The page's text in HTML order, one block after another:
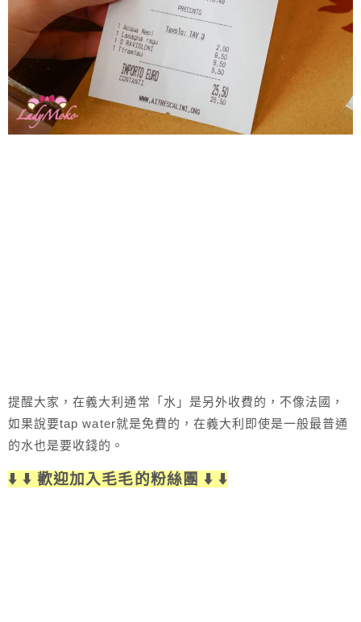
提醒大家，在義大利通常「水」是另外收費的，不像法國，
如果說要tap water就是免費的，在義大利即使是一般最普通
的水也是要收錢的。
⬇️ ⬇️ 歡迎加入毛毛的粉絲團 ⬇️ ⬇️